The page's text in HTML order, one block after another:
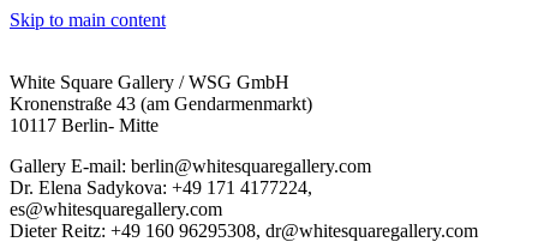
Skip to main content
White Square Gallery / WSG GmbH
Kronenstraße 43 (am Gendarmenmarkt)
10117 Berlin- Mitte
Gallery E-mail: berlin@whitesquaregallery.com
Dr. Elena Sadykova: +49 171 4177224,
es@whitesquaregallery.com
Dieter Reitz: +49 160 96295308, dr@whitesquaregallery.com